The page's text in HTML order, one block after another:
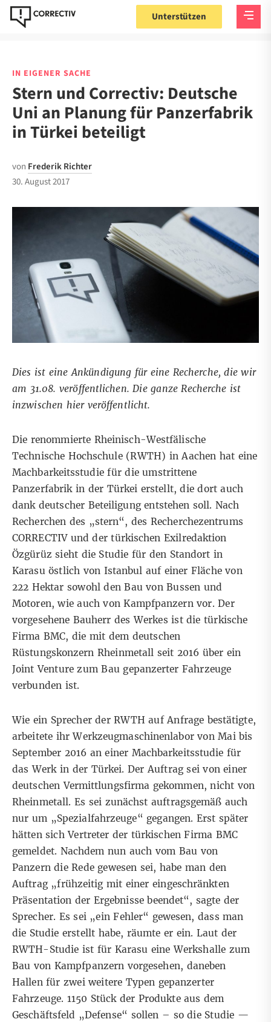
Unterstützen
IN EIGENER SACHE
Stern und Correctiv: Deutsche
Uni an Planung für Panzerfabrik
in Türkei beteiligt
von Frederik Richter
30. August 2017
Dies ist eine Ankündigung für eine Recherche, die wir
am 31.08. veröffentlichen. Die ganze Recherche ist
inzwischen hierveröffentlicht.
Die renommierte Rheinisch-Westfälische
Technische Hochschule (RWTH) in Aachen hat eine
Machbarkeitsstudie für die umstrittene
Panzerfabrik in der Türkei erstellt, die dort auch
dank deutscher Beteiligung entstehen soll. Nach
Recherchen des „stern“, des Recherchezentrums
CORRECTIV und der türkischen Exilredaktion
Özgürüz sieht die Studie für den Standort in
Karasu östlich von Istanbul auf einer Fläche von
222 Hektar sowohl den Bau von Bussen und
Motoren, wie auch von Kampfpanzern vor. Der
vorgesehene Bauherr des Werkes ist die türkische
Firma BMC, die mit dem deutschen
Rüstungskonzern Rheinmetall seit 2016 über ein
Joint Venture zum Bau gepanzerter Fahrzeuge
verbunden ist.
Wie ein Sprecher der RWTH auf Anfrage bestätigte,
arbeitete ihr Werkzeugmaschinenlabor von Mai bis
September 2016 an einer Machbarkeitsstudie für
das Werk in der Türkei. Der Auftrag sei von einer
deutschen Vermittlungsfirma gekommen, nicht von
Rheinmetall. Es sei zunächst auftragsgemäß auch
nur um „Spezialfahrzeuge“ gegangen. Erst später
hätten sich Vertreter der türkischen Firma BMC
gemeldet. Nachdem nun auch vom Bau von
Panzern die Rede gewesen sei, habe man den
Auftrag „frühzeitig mit einer eingeschränkten
Präsentation der Ergebnisse beendet“, sagte der
Sprecher. Es sei „ein Fehler“ gewesen, dass man
die Studie erstellt habe, räumte er ein. Laut der
RWTH-Studie ist für Karasu eine Werkshalle zum
Bau von Kampfpanzern vorgesehen, daneben
Hallen für zwei weitere Typen gepanzerter
Fahrzeuge. 1150 Stück der Produkte aus dem
Geschäftsfeld „Defense“ sollen – so die Studie —